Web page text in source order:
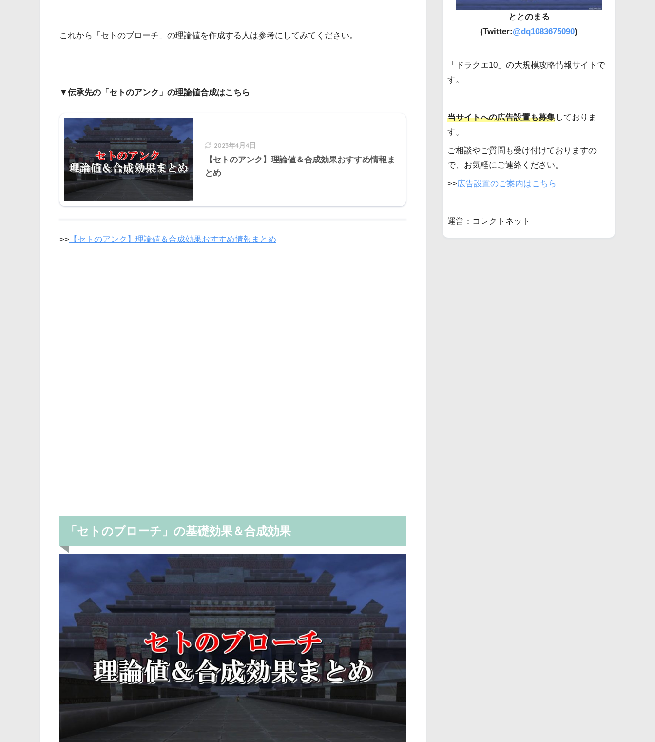
これから「セトのブローチ」の理論値を作成する人は参考にしてみてください。
▼伝承先の「セトのアンク」の理論値合成はこちら
2023年4月4日
【セトのアンク】理論値＆合成効果おすすめ情報ま
とめ
>> 【セトのアンク】理論値＆合成効果おすすめ情報まとめ
「セトのブローチ」の基礎効果＆合成効果
ととのまる
(Twitter:@dq1083675090)
「ドラクエ10」の大規模攻略情報サイトで
す。
当サイトへの広告設置も募集しておりま
す。
ご相談やご質問も受け付けておりますの
で、お気軽にご連絡ください。
>>広告設置のご案内はこちら
運営：コレクトネット